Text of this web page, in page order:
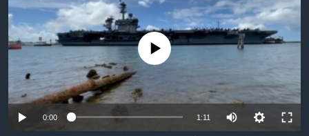
តែ​
ម្តង
រំលង​
ទៅ​
រចនា
កម្ពុជាច្នៃប្រតិដ្ឋ
ព្រឹត្តិការណ៍ព័ត៌មាន
ទូរទស្សន៍ / វីដេអូ​
វិទ្យុ / ផតខាសថ៍
កម្មវិធីទាំងអស់
No media source currently available
0:00 1:11